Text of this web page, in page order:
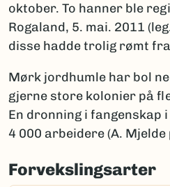
oktober. To hanner ble
Rogaland, 5. mai. 2011
disse hadde trolig rømt
Mørk jordhumle har bol
gjerne store kolonier på
En dronning i fangenskap
4 000 arbeidere (A. Mjelde
Forvekslingsarter